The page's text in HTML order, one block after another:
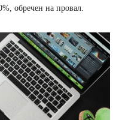
обречен на провал.